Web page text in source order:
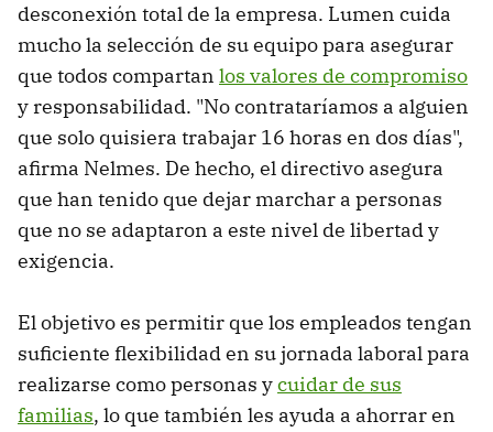
desconexión total de la empresa. Lumen cuida
mucho la selección de su equipo para asegurar
que todos compartan los valores de compromiso
y responsabilidad. "No contrataríamos a alguien
que solo quisiera trabajar 16 horas en dos días",
afirma Nelmes. De hecho, el directivo asegura
que han tenido que dejar marchar a personas
que no se adaptaron a este nivel de libertad y
exigencia.
El objetivo es permitir que los empleados tengan
suficiente flexibilidad en su jornada laboral para
realizarse como personas ycuidar de sus
familias, lo que también les ayuda a ahorrar en